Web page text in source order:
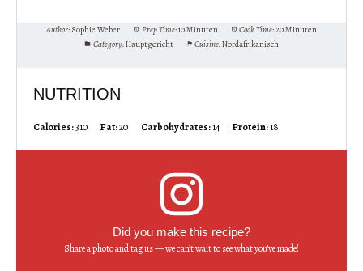
Author: Sophie Weber Prep Time:10 Minuten Cook Time:20 Minuten
Category:Hauptgericht Cuisine:Nordafrikanisch
NUTRITION
Calories:310 Fat:20 Carbohydrates:14 Protein:18
Did you make this recipe?
Share a photo and tag us — we can’t wait to see what you’ve made!